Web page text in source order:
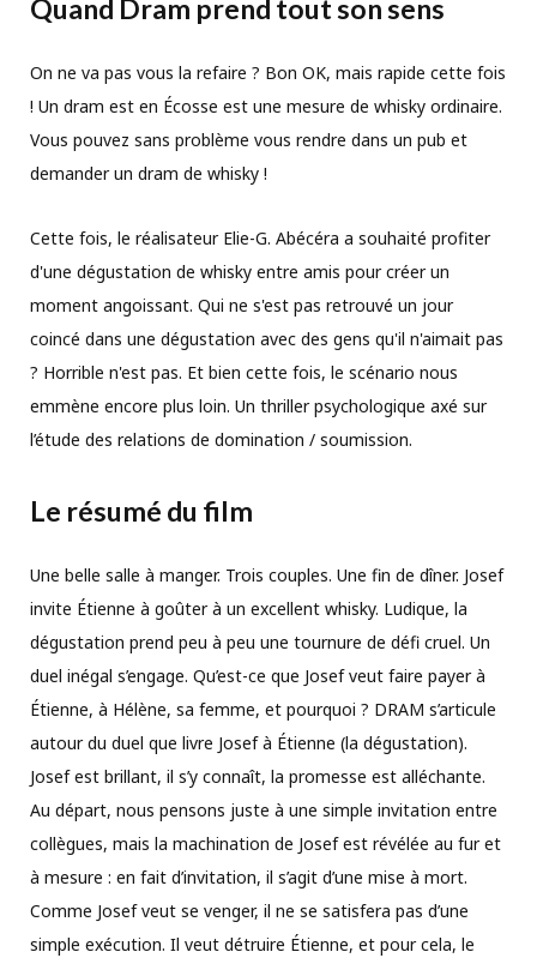
Quand Dram prend tout son sens
On ne va pas vous la refaire ? Bon OK, mais rapide cette fois
! Un dram est en Écosse est une mesure de whisky ordinaire.
Vous pouvez sans problème vous rendre dans un pub et
demander un dram de whisky !
Cette fois, le réalisateur Elie-G. Abécéra a souhaité profiter
d'une dégustation de whisky entre amis pour créer un
moment angoissant. Qui ne s'est pas retrouvé un jour
coincé dans une dégustation avec des gens qu'il n'aimait pas
? Horrible n'est pas. Et bien cette fois, le scénario nous
emmène encore plus loin. Un thriller psychologique axé sur
l’étude des relations de domination / soumission.
Le résumé du film
Une belle salle à manger. Trois couples. Une fin de dîner. Josef
invite Étienne à goûter à un excellent whisky. Ludique, la
dégustation prend peu à peu une tournure de défi cruel. Un
duel inégal s’engage. Qu’est-ce que Josef veut faire payer à
Étienne, à Hélène, sa femme, et pourquoi ? DRAM s’articule
autour du duel que livre Josef à Étienne (la dégustation).
Josef est brillant, il s’y connaît, la promesse est alléchante.
Au départ, nous pensons juste à une simple invitation entre
collègues, mais la machination de Josef est révélée au fur et
à mesure : en fait d’invitation, il s’agit d’une mise à mort.
Comme Josef veut se venger, il ne se satisfera pas d’une
simple exécution. Il veut détruire Étienne, et pour cela, le